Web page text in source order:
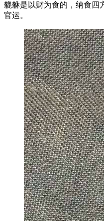
貔貅是以财为食的，纳食四
官运。